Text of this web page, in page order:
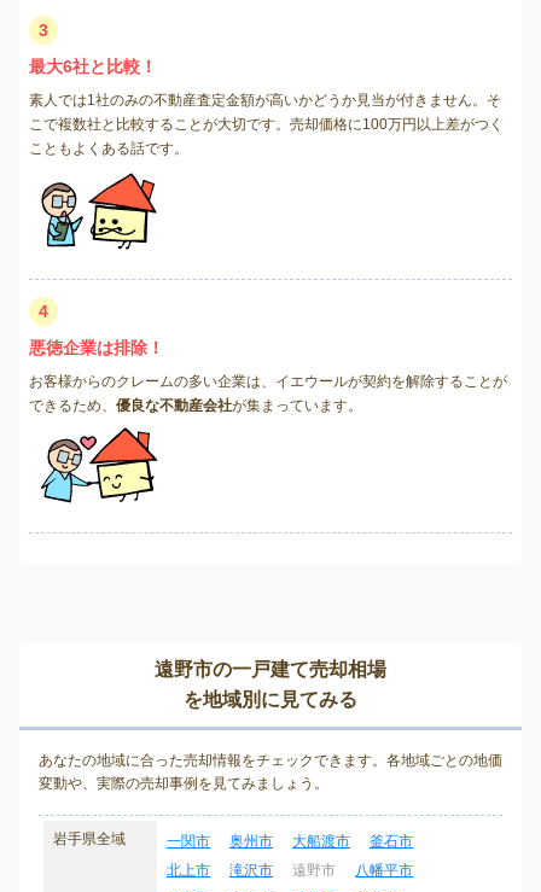
3
最大6社と比較！
素人では1社のみの不動産査定金額が高いかどうか見当が付きません。そ
こで複数社と比較することが大切です。売却価格に100万円以上差がつく
こともよくある話です。
4
悪徳企業は排除！
お客様からのクレームの多い企業は、イエウールが契約を解除することが
できるため、 優良な不動産会社が集まっています。
遠野市の一戸建て売却相場
を地域別に見てみる
あなたの地域に合った売却情報をチェックできます。各地域ごとの地価
変動や、実際の売却事例を見てみましょう。
岩手県全域 一関市 奥州市 大船渡市
釜石市
北上市
滝沢市 遠野市
八幡平市